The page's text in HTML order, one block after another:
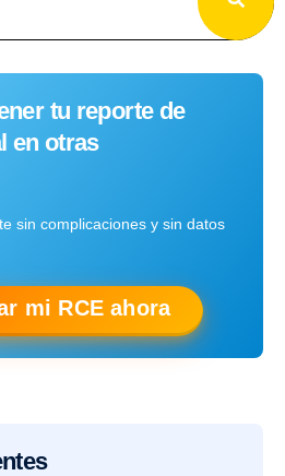
tu reporte de
en otras
sin complicaciones y sin datos
mi RCE ahora